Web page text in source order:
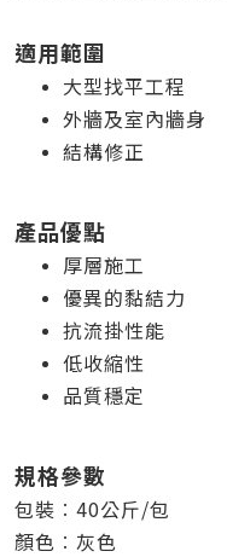
適用範圍
大型找平工程
外牆及室內牆身
結構修正
產品優點
厚層施工
優異的黏結力
抗流掛性能
低收縮性
品質穩定
規格參數
包裝︰40公斤/包
顏色︰灰色